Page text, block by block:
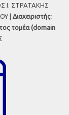
Ι. ΣΤΡΑΤΑΚΗΣ
| Διαχειριστής:
τομέα (domain